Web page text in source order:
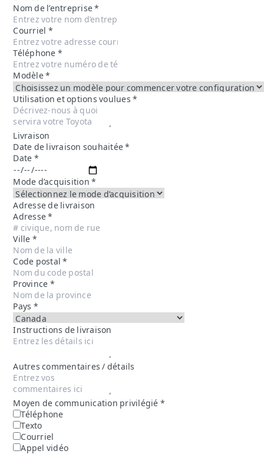
Nom de l’entreprise*
Courriel *
Téléphone *
Modèle*
Utilisation et options voulues*
Livraison
Date de livraison souhaitée*
Date *
Mode d’acquisition*
Adresse de livraison
Adresse*
Ville *
Code postal*
Province *
Pays *
Instructions de livraison
Autres commentaires / détails
Moyen de communication privilégié *
Téléphone
Texto
Courriel
Appel vidéo